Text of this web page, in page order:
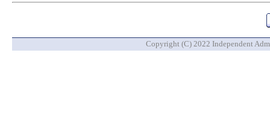
Copyright (C) 2022 Independent